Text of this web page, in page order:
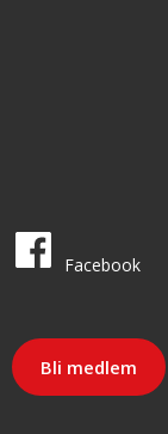
LO iFacebook
Bli medlem